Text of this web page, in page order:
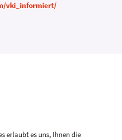
erlaubt es uns, Ihnen die
vki_informiert/